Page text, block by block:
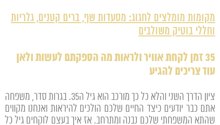
מקומות מומלצים לחגוג: מסעדות שף, ברים קטנים, גלריות
וחללי בוטיק משולבים
35 זמן לקחת אוויר ולראות מה הספקתם לעשות ולאן
עוד צריכים להגיע
ציון הדרך השני והלא כל כך מורכב הוא גיל ה35. בגרות סדר, משפחה
אתם כבר יודעים כיצד החיים שלכם הולכים להיראות ואנחנו מקווים
שהתא המשפחתי שלכם נבנה ומתרחב. אז איך בעצם לוקחים גיל כל